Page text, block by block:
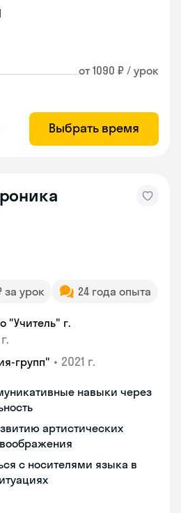
от 1090 ₽ / урок
Выбрать время
за урок 24 года опыта
"Учитель" г.
групп" • 2021 г.
навыки через
артистических
с носителями языка в